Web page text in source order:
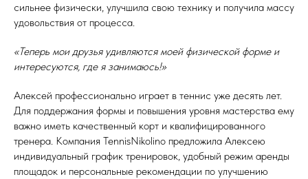
сильнее физически, улучшила свою технику и получила массу
удовольствия от процесса.
«Теперь мои друзья удивляются моей физической форме и
интересуются, где я занимаюсь!»
Алексей профессионально играет в теннис уже десять лет.
Для поддержания формы и повышения уровня мастерства ему
важно иметь качественный корт и квалифицированного
тренера. Компания TennisNikolino предложила Алексею
индивидуальный график тренировок, удобный режим аренды
площадок и персональные рекомендации по улучшению